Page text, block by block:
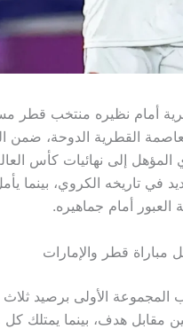
القطرية الدوحة، ضمن
في تاريخه الكروي، بينما
العبور أمام جماهيره.
مباراة قطر والإمارات
المجموعة الأولى برصيد
مقابل هدف، بينما يمتلك